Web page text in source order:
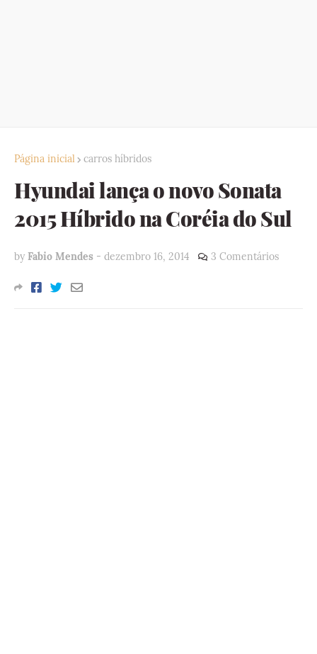
Página inicial carros híbridos
Hyundai lança o novo Sonata
2015 Híbrido na Coréia do Sul
by Fabio Mendes - dezembro 16, 2014 3 Comentários